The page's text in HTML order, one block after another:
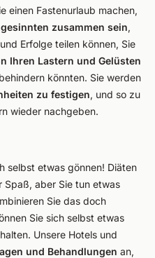
einen Fastenurlaub machen,
zusammen sein,
Erfolge teilen können, Sie
Ihren Lastern und Gelüsten
könnten. Sie werden
zu festigen, und so zu
wieder nachgeben.
selbst etwas gönnen! Diäten
Spaß, aber Sie tun etwas
Sie das doch
Sie sich selbst etwas
Unsere Hotels und
und Behandlungen an,